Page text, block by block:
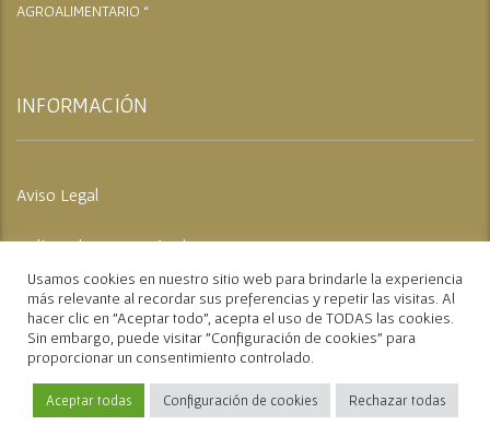
AGROALIMENTARIO “
INFORMACIÓN
Aviso Legal
Política de Protección de Datos
Política de Cookies
Copyright © 2017 Diseño Realizado por Mengisoft
Usamos cookies en nuestro sitio web para brindarle la experiencia
más relevante al recordar sus preferencias y repetir las visitas. Al
hacer clic en "Aceptar todo", acepta el uso de TODAS las cookies.
Sin embargo, puede visitar "Configuración de cookies" para
proporcionar un consentimiento controlado.
Aceptar todas Configuración de cookies Rechazar todas